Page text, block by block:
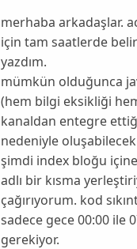
merhaba arkadaşlar.
için tam saatlerde
yazdım.
mümkün olduğunca
(hem bilgi eksikliği
kanaldan entegre
nedeniyle
şimdi index bloğu
adlı bir kısma
çağırıyorum. kod
sadece gece 00:00 ile
gerekiyor.